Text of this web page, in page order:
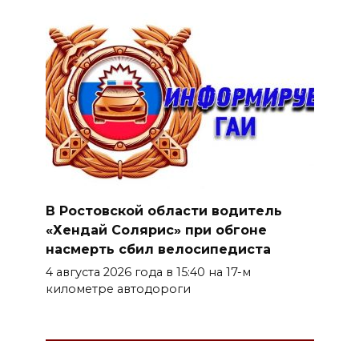
В Ростовской области водитель
«Хендай Солярис» при обгоне
насмерть сбил велосипедиста
4 августа 2026 года в 15:40 на 17-м
километре автодороги